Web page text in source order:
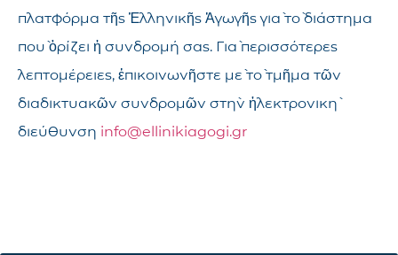
πλατφόρμα τῆς Ἑλληνικῆς Ἀγωγῆς γιὰ τὸ διάστημα
ποὺ ὁρίζει ἡ συνδρομή σας. Γιὰ περισσότερες
λεπτομέρειες, ἐπικοινωνῆστε μὲ τὸ τμῆμα τῶν
διαδικτυακῶν συνδρομῶν στὴν ἠλεκτρονικὴ
διεύθυνση info@ellinikiagogi.gr